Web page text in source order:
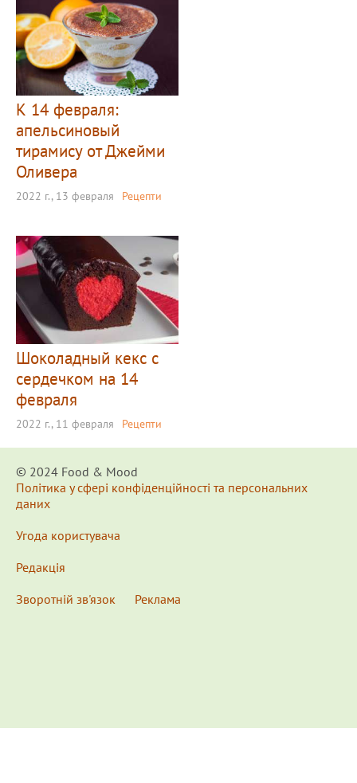
К 14 февраля:
апельсиновый
тирамису от Джейми
Оливера
2022 г., 13 февраля Рецепти
Шоколадный кекс с
сердечком на 14
февраля
2022 г., 11 февраля Рецепти
© 2024 Food & Мood
Політика у сфері конфіденційності та персональних
даних
Угода користувача
Редакція
Зворотній зв'язок
Реклама